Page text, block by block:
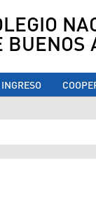
BUENOS
INGRESO